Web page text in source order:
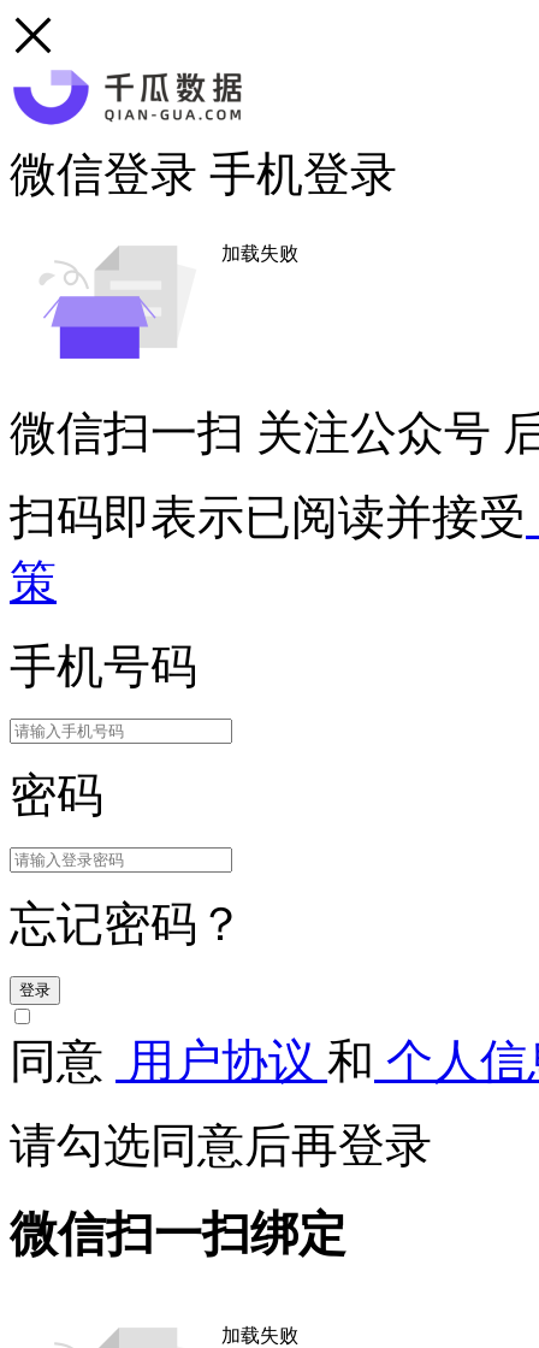
微信登录 手机登录
加载失败
微信扫一扫 关注公众号
扫码即表示已阅读并接受
策
手机号码
密码
忘记密码？
登录
同意 用户协议 和 个人
请勾选同意后再登录
微信扫一扫绑定
加载失败